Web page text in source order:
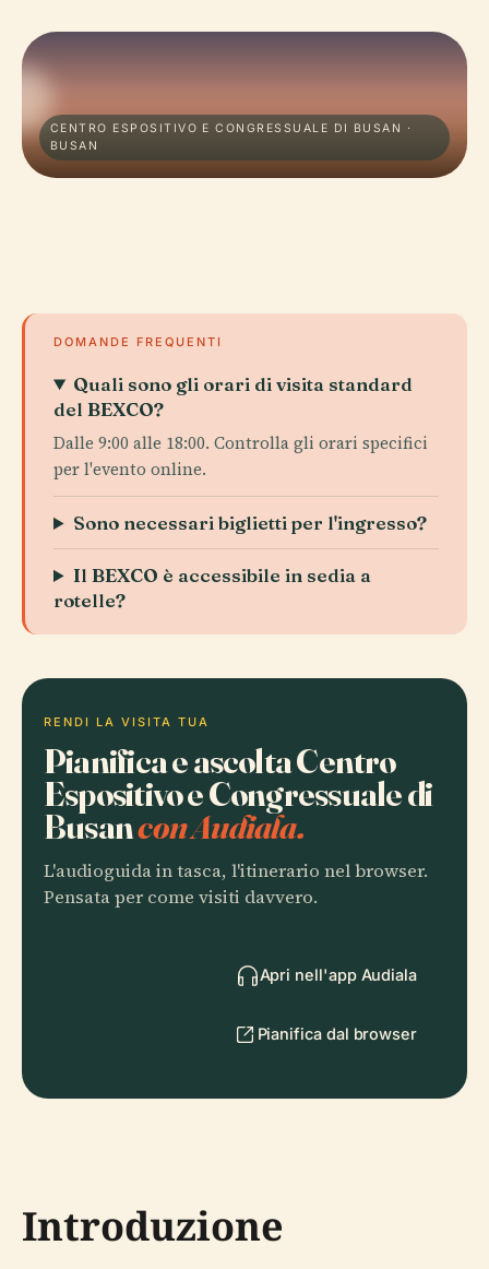
CENTRO ESPOSITIVO E CONGRESSUALE DI BUSAN ·
BUSAN
DOMANDE FREQUENTI
Quali sono gli orari di visita standard
del BEXCO?
Dalle 9:00 alle 18:00. Controlla gli orari specifici
per l'evento online.
Sono necessari biglietti per l'ingresso?
Il BEXCO è accessibile in sedia a
rotelle?
RENDI LA VISITA TUA
Pianifica e ascolta Centro
Espositivo e Congressuale di
Busancon Audiala.
L'audioguida in tasca, l'itinerario nel browser.
Pensata per come visiti davvero.
Apri nell'app Audiala
Pianifica dal browser
Introduzione